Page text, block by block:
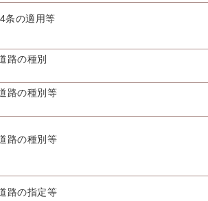
条の適用等
路の種別
路の種別等
路の種別等
路の指定等